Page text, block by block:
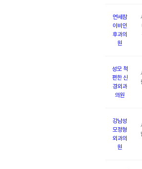
연세참
이비인
후과의
원
성모 척
편한 신
경외과
의원
강남성
모정형
외과의
원